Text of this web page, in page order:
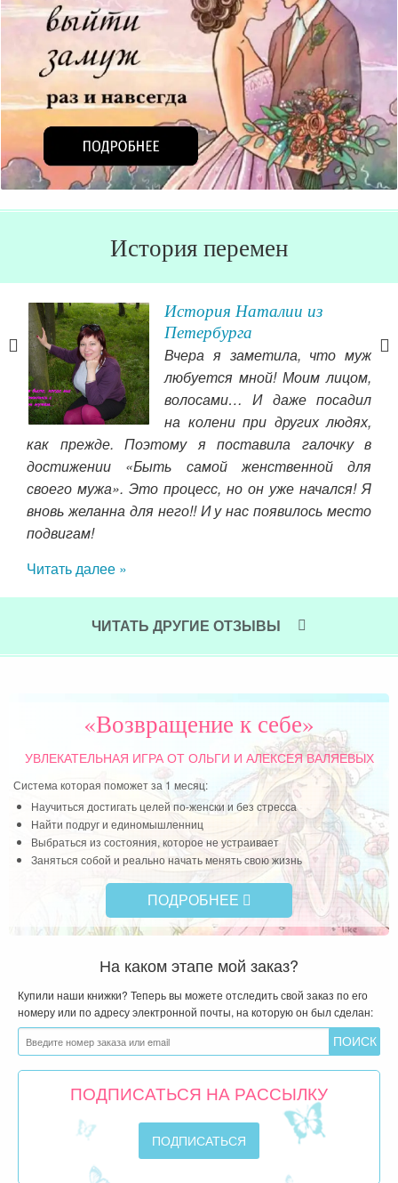
История перемен
История Наталии из
Петербурга
Вчера я заметила, что муж
любуется мной! Моим лицом,
волосами… И даже посадил
на колени при других людях,
как прежде. Поэтому я поставила галочку в
достижении «Быть самой женственной для
своего мужа». Это процесс, но он уже начался! Я
вновь желанна для него!! И у нас появилось место
подвигам!
Читать далее »
ЧИТАТЬ ДРУГИЕ ОТЗЫВЫ
«Возвращение к себе»
УВЛЕКАТЕЛЬНАЯ ИГРАОТ ОЛЬГИ И АЛЕКСЕЯ ВАЛЯЕВЫХ
Система которая поможет за 1 месяц:
Научиться достигать целей по-женски и без стресса
Найти подруг и единомышленниц
Выбраться из состояния, которое не устраивает
Заняться собой и реально начать менять свою жизнь
ПОДРОБНЕЕ
На каком этапе мой заказ?
Купили наши книжки? Теперь вы можете отследить свой заказ по его
номеру или по адресу электронной почты, на которую он был сделан:
ПОДПИСАТЬСЯ НА РАССЫЛКУ